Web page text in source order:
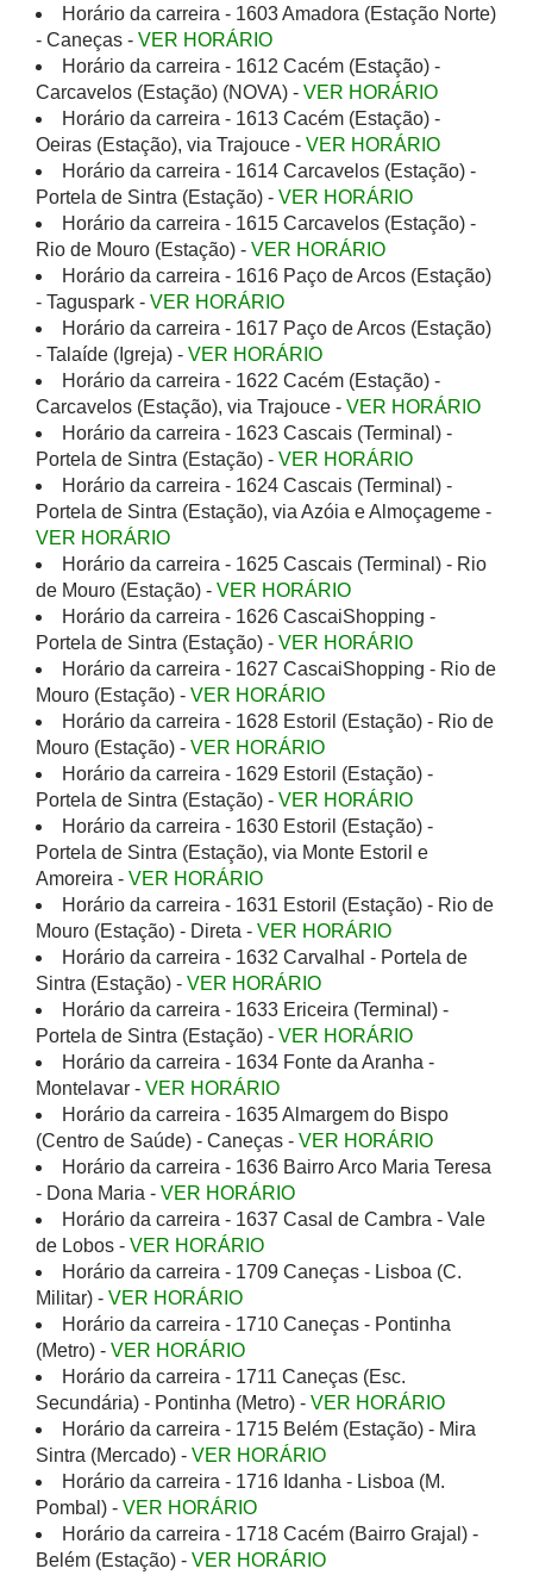
Horário da carreira - 1603 Amadora (Estação Norte)
- Caneças - VER HORÁRIO
Horário da carreira - 1612 Cacém (Estação) -
Carcavelos (Estação) (NOVA) - VER HORÁRIO
Horário da carreira - 1613 Cacém (Estação) -
Oeiras (Estação), via Trajouce - VER HORÁRIO
Horário da carreira - 1614 Carcavelos (Estação) -
Portela de Sintra (Estação) - VER HORÁRIO
Horário da carreira - 1615 Carcavelos (Estação) -
Rio de Mouro (Estação) - VER HORÁRIO
Horário da carreira - 1616 Paço de Arcos (Estação)
- Taguspark - VER HORÁRIO
Horário da carreira - 1617 Paço de Arcos (Estação)
- Talaíde (Igreja) - VER HORÁRIO
Horário da carreira - 1622 Cacém (Estação) -
Carcavelos (Estação), via Trajouce - VER HORÁRIO
Horário da carreira - 1623 Cascais (Terminal) -
Portela de Sintra (Estação) - VER HORÁRIO
Horário da carreira - 1624 Cascais (Terminal) -
Portela de Sintra (Estação), via Azóia e Almoçageme -
VER HORÁRIO
Horário da carreira - 1625 Cascais (Terminal) - Rio
de Mouro (Estação) - VER HORÁRIO
Horário da carreira - 1626 CascaiShopping -
Portela de Sintra (Estação) - VER HORÁRIO
Horário da carreira - 1627 CascaiShopping - Rio de
Mouro (Estação) - VER HORÁRIO
Horário da carreira - 1628 Estoril (Estação) - Rio de
Mouro (Estação) - VER HORÁRIO
Horário da carreira - 1629 Estoril (Estação) -
Portela de Sintra (Estação) - VER HORÁRIO
Horário da carreira - 1630 Estoril (Estação) -
Portela de Sintra (Estação), via Monte Estoril e
Amoreira - VER HORÁRIO
Horário da carreira - 1631 Estoril (Estação) - Rio de
Mouro (Estação) - Direta - VER HORÁRIO
Horário da carreira - 1632 Carvalhal - Portela de
Sintra (Estação) - VER HORÁRIO
Horário da carreira - 1633 Ericeira (Terminal) -
Portela de Sintra (Estação) - VER HORÁRIO
Horário da carreira - 1634 Fonte da Aranha -
Montelavar - VER HORÁRIO
Horário da carreira - 1635 Almargem do Bispo
(Centro de Saúde) - Caneças - VER HORÁRIO
Horário da carreira - 1636 Bairro Arco Maria Teresa
- Dona Maria - VER HORÁRIO
Horário da carreira - 1637 Casal de Cambra - Vale
de Lobos - VER HORÁRIO
Horário da carreira - 1709 Caneças - Lisboa (C.
Militar) - VER HORÁRIO
Horário da carreira - 1710 Caneças - Pontinha
(Metro) - VER HORÁRIO
Horário da carreira - 1711 Caneças (Esc.
Secundária) - Pontinha (Metro) - VER HORÁRIO
Horário da carreira - 1715 Belém (Estação) - Mira
Sintra (Mercado) - VER HORÁRIO
Horário da carreira - 1716 Idanha - Lisboa (M.
Pombal) - VER HORÁRIO
Horário da carreira - 1718 Cacém (Bairro Grajal) -
Belém (Estação) - VER HORÁRIO